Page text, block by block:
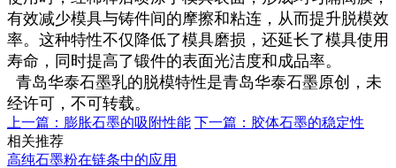
有效减少模具与铸件间的摩擦和粘连，从而提升脱模效
率。这种特性不仅降低了模具磨损，还延长了模具使用
寿命，同时提高了锻件的表面光洁度和成品率。
青岛华泰石墨乳的脱模特性是青岛华泰石墨原创，未
经许可，不可转载。
上一篇： 膨胀石墨的吸附性能 下一篇： 胶体石墨的稳定性
相关推荐
高纯石墨粉在链条中的应用